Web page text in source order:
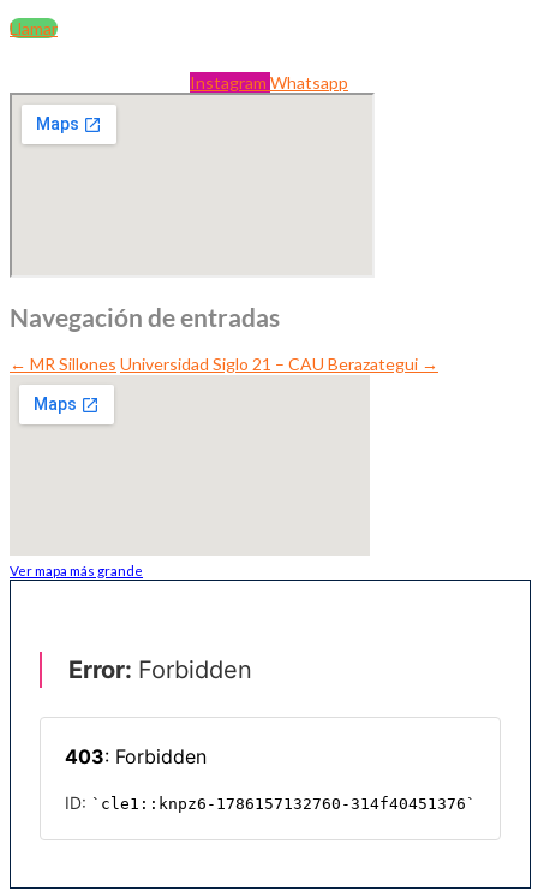
Llamar
Instagram Whatsapp
Navegación de entradas
← MR Sillones Universidad Siglo 21 – CAU Berazategui →
Ver mapa más grande